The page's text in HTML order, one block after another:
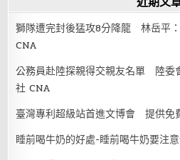
獅隊遭完封後猛攻8分降龍 林岳平
CNA
公務員赴陸探親得交親友名單 陸委
社 CNA
臺灣專利超級站首進文博會 提供免
睡前喝牛奶的好處-睡前喝牛奶要注